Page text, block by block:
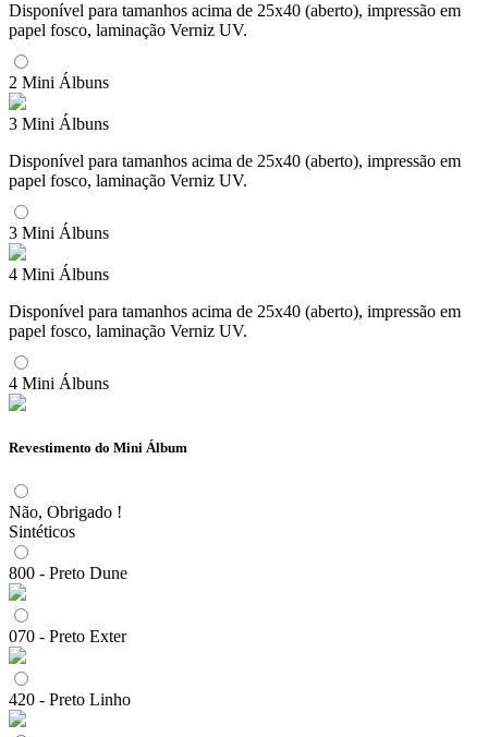
Disponível para tamanhos acima de 25x40 (aberto), impressão em
papel fosco, laminação Verniz UV.
2 Mini Álbuns
3 Mini Álbuns
Disponível para tamanhos acima de 25x40 (aberto), impressão em
papel fosco, laminação Verniz UV.
3 Mini Álbuns
4 Mini Álbuns
Disponível para tamanhos acima de 25x40 (aberto), impressão em
papel fosco, laminação Verniz UV.
4 Mini Álbuns
Revestimento do Mini Álbum
Não, Obrigado !
Sintéticos
800 - Preto Dune
070 - Preto Exter
420 - Preto Linho